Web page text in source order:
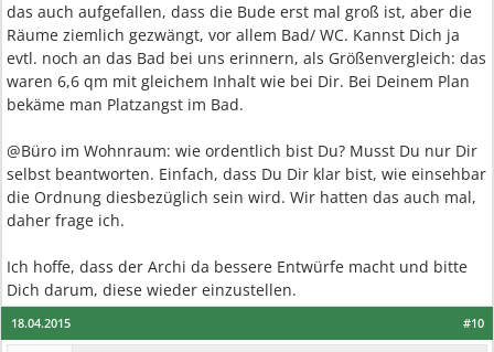
das auch aufgefallen, dass die Bude erst mal groß ist, aber die
Räume ziemlich gezwängt, vor allem Bad/ WC. Kannst Dich ja
evtl. noch an das Bad bei uns erinnern, als Größenvergleich: das
waren 6,6 qm mit gleichem Inhalt wie bei Dir. Bei Deinem Plan
bekäme man Platzangst im Bad.
@Büro im Wohnraum: wie ordentlich bist Du? Musst Du nur Dir
selbst beantworten. Einfach, dass Du Dir klar bist, wie einsehbar
die Ordnung diesbezüglich sein wird. Wir hatten das auch mal,
daher frage ich.
Ich hoffe, dass der Archi da bessere Entwürfe macht und bitte
Dich darum, diese wieder einzustellen.
#10
18.04.2015